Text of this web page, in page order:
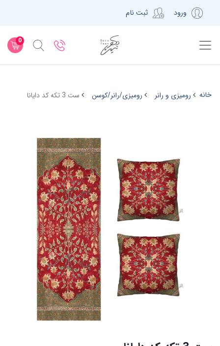
ورود ثبت نام
0
خانه رومیزی و رانر رومیزی/رانر/کوسن ست 3 تکه کد دایانا